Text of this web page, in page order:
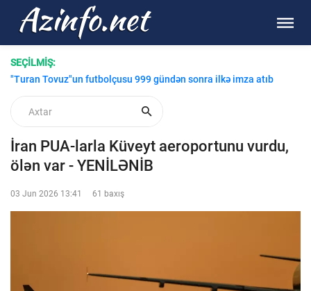
SEÇİLMİŞ:
"Turan Tovuz"un futbolçusu 999 gündən sonra ilkə imza atıb
İran PUA-larla Küveyt aeroportunu vurdu,
ölən var - YENİLƏNİB
03 Jun 2026 13:41 61 baxış